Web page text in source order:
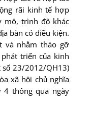
rãi kinh tế hợp
mô, trình độ khác
bàn có điều kiện.
và nhằm tháo gỡ
triển của kinh
số 23/2012/QH13)
xã hội chủ nghĩa
4 thông qua ngày